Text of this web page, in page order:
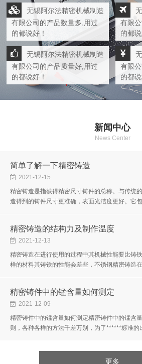
无锡阿尔法精密机械制造
有限公司的产品数量多,用过
的都说好！
有限
的都说
无锡阿尔法精密机械制造
有限公司的产品质量好,用过
的都说好！
有限
的都说
新闻中心
News Center
简单了解一下精密铸造
2021-12-15
精密铸造是指获得精密尺寸铸件的总称。与传统
造得到的铸件尺寸更准确，表面光洁度更好。它
精密铸造的结构力及制作温度
2021-12-13
精密铸造在进行使用的过程中其机械性能要比铸
样的材料其铸铁的性能会差些，不锈钢精密铸造
精密铸件中的锰含量如何测定
2021-12-09
精密铸件中的锰含量如何测定精密铸件中的锰含
则，各种各样的方法千差万别，为了******标准的
更多